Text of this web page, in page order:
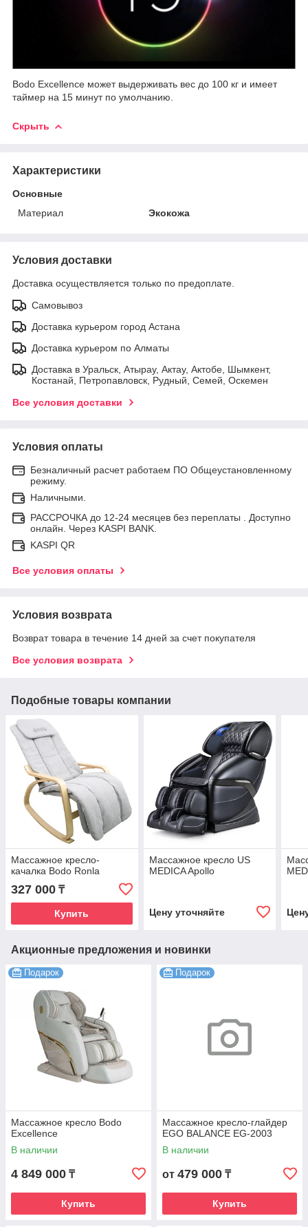
Bodo Excellence может выдерживать вес до 100 кг и имеет
таймер на 15 минут по умолчанию.
Скрыть
Характеристики
Основные
Материал
Экокожа
Условия доставки
Доставка осуществляется только по предоплате.
Самовывоз
Доставка курьером город Астана
Доставка курьером по Алматы
Доставка в Уральск, Атырау, Актау, Актобе, Шымкент,
Костанай, Петропавловск, Рудный, Семей, Оскемен
Все условия доставки
Условия оплаты
Безналичный расчет работаем ПО Общеустановленному
режиму.
Наличными.
РАССРОЧКА до 12-24 месяцев без переплаты . Доступно
онлайн. Через KASPI BANK.
KASPI QR
Все условия оплаты
Условия возврата
Возврат товара в течение 14 дней за счет покупателя
Все условия возврата
Подобные товары компании
Массажное кресло-
качалка Bodo Ronla
327 000 ₸
Купить
Массажное кресло US
MEDICA Apollo
Цену уточняйте
Акционные предложения и новинки
Подарок
Массажное кресло Bodo
Excellence
В наличии
4 849 000 ₸
Купить
Подарок
Массажное кресло-глайдер
EGO BALANCE EG-2003
В наличии
от 479 000 ₸
Купить